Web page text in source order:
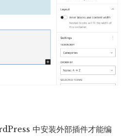
中安装外部插件才能编